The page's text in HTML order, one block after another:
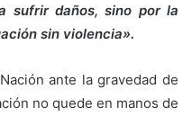
sufrir daños, sino por la
sin violencia».
ante la gravedad de
no quede en manos de